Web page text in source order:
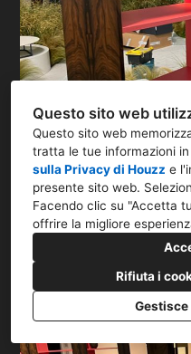
Questo sito web
Questo sito web
tratta le tue informazioni
sulla Privacy di Houzz e l'
presente sito web.
Facendo clic su "Accetta
offrire la migliore
Rifiuta i